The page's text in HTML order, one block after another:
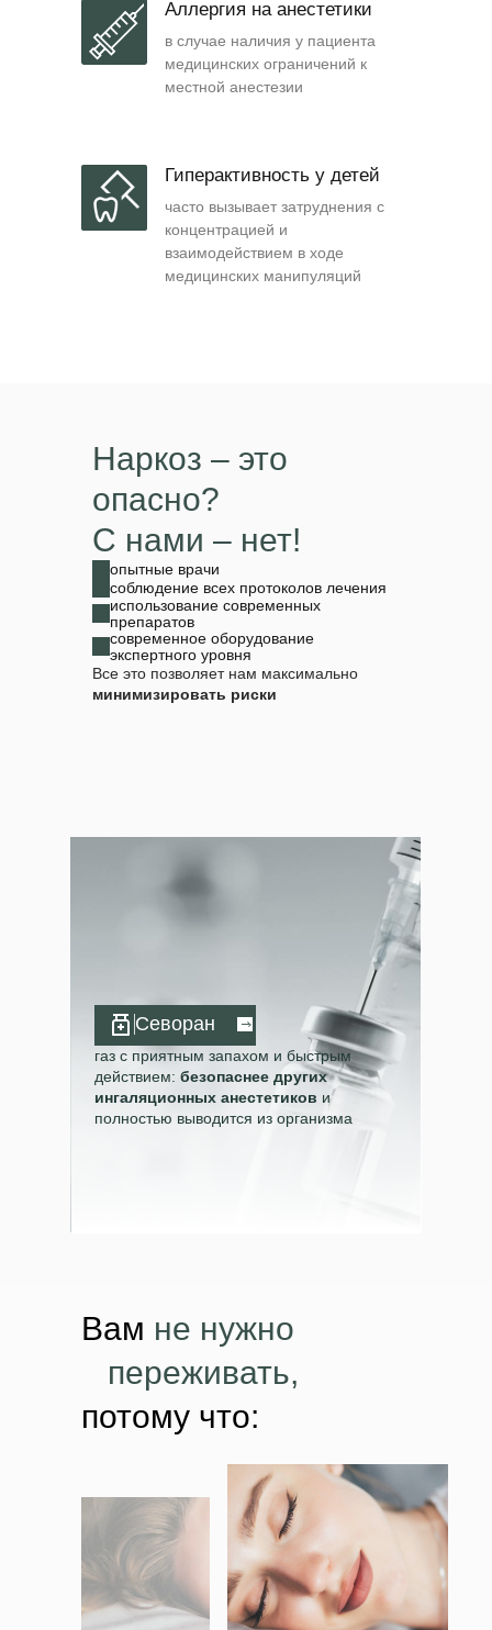
Аллергия на анестетики
в случае наличия у пациента
медицинских ограничений к
местной анестезии
Гиперактивность у детей
часто вызывает затруднения с
концентрацией и
взаимодействием в ходе
медицинских манипуляций
Севоран
газ с приятным запахом и быстрым
действием: безопаснее других
ингаляционных анестетиков и
полностью выводится из организма
Наркоз – это
опасно?
С нами – нет!
опытные врачи
соблюдение всех протоколов лечения
использование современных
препаратов
современное оборудование
экспертного уровня
Все это позволяет нам максимально
минимизировать риски
Вам не нужно
переживать,
потому что: